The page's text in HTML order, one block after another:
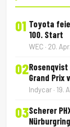
01 Toyota
100. Start
WEC · 20.
02
Grand Prix
Indycar · 19.
03Scherer